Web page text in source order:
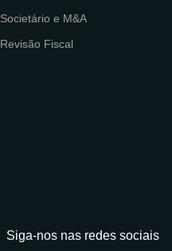
Societário e M&A
Revisão Fiscal
Siga-nos nas redes sociais